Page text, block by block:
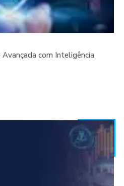
com Inteligência